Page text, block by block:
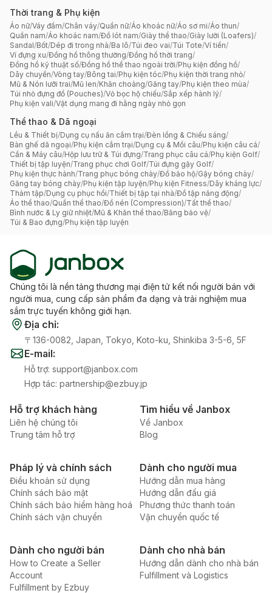
Thời trang & Phụ kiện
Áo nữ/Váy đầm/Chân váy/Quần nữ/Áo khoác nữ/Áo sơ mi/Áo thun/
Quần nam/Áo khoác nam/Đồ lót nam/Giày thể thao/Giày lười (Loafers)/
Sandal/Bốt/Dép đi trong nhà/Ba lô/Túi đeo vai/Túi Tote/Ví tiền/
Ví đựng xu/Đồng hồ thông thường/Đồng hồ thời trang/
Đồng hồ kỹ thuật số/Đồng hồ thể thao ngoài trời/Phụ kiện đồng hồ/
Dây chuyền/Vòng tay/Bông tai/Phụ kiện tóc/Phụ kiện thời trang nhỏ/
Mũ & Nón lưỡi trai/Mũ len/Khăn choàng/Găng tay/Phụ kiện theo mùa/
Túi nhỏ đựng đồ (Pouches)/Vỏ bọc hộ chiếu/Sắp xếp hành lý/
Phụ kiện vali/Vật dụng mang đi hằng ngày nhỏ gọn
Thể thao & Dã ngoại
Lều & Thiết bị/Dụng cụ nấu ăn cắm trại/Đèn lồng & Chiếu sáng/
Bàn ghế dã ngoại/Phụ kiện cắm trại/Dụng cụ & Mồi câu/Phụ kiện câu cá/
Cần & Máy câu/Hộp lưu trữ & Túi đựng/Trang phục câu cá/Phụ kiện Golf/
Thiết bị tập luyện/Trang phục chơi Golf/Túi đựng gậy Golf/
Phụ kiện thực hành/Trang phục bóng chày/Đồ bảo hộ/Gậy bóng chày/
Găng tay bóng chày/Phụ kiện tập luyện/Phụ kiện Fitness/Dây kháng lực/
Thảm tập/Dụng cụ phục hồi/Thiết bị tập tại nhà/Đồ tập năng động/
Áo thể thao/Quần thể thao/Đồ nén (Compression)/Tất thể thao/
Bình nước & Ly giữ nhiệt/Mũ & Khăn thể thao/Băng bảo vệ/
Túi & Bao đựng/Phụ kiện tập luyện
Chúng tôi là nền tảng thương mại điện tử kết nối người bán với
người mua, cung cấp sản phẩm đa dạng và trải nghiệm mua
sắm trực tuyến không giới hạn.
Địa chỉ:
〒136-0082, Japan, Tokyo, Koto-ku, Shinkiba 3-5-6, 5F
E-mail:
Hỗ trợ: support@janbox.com
Hợp tác: partnership@ezbuy.jp
Hỗ trợ khách hàng
Liên hệ chúng tôi
Trung tâm hỗ trợ
Tìm hiểu về Janbox
Về Janbox
Blog
Pháp lý và chính sách
Điều khoản sử dụng
Chính sách bảo mật
Chính sách bảo hiểm hàng hoá
Chính sách vận chuyển
Dành cho người mua
Hướng dẫn mua hàng
Hướng dẫn đấu giá
Phương thức thanh toán
Vận chuyển quốc tế
Dành cho người bán
How to Create a Seller
Account
Fulfillment by Ezbuy
Dành cho nhà bán
Hướng dẫn dành cho nhà bán
Fulfillment và Logistics